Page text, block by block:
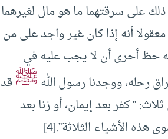
على سرقتهما ما هو مال لغيرهما
أنه إذا كان غير واجد على من
حظ أحرى أن لا يجب عليه في
رحله، ووجدنا رسول اللهﷺقد
” كفر بعد إيمان، أو زنا بعد
الأشياء الثلاثة”.[4]